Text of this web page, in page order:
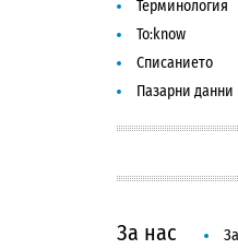
Терминология
To:know
Списанието
Пазарни данни
За нас